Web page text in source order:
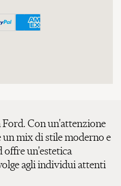
Con un'attenzione
un mix di stile moderno e
offre un'estetica
agli individui attenti